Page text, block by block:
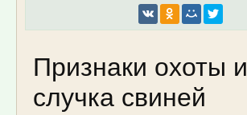
Признаки охоты и
случка свиней